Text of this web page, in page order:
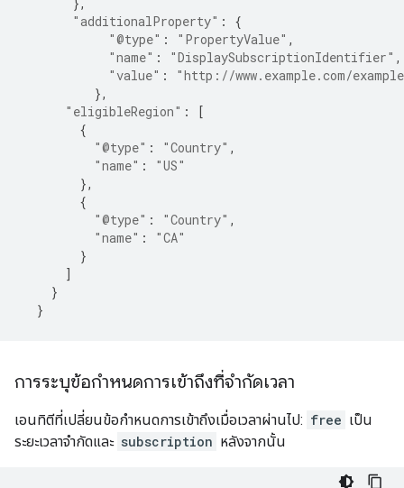
"additionalProperty" :
{
"@type" : "PropertyValue" ,
"name" : "DisplaySubscriptionIdentifier" ,
"value" :
"http://www.example.com/
},
"eligibleRegion" :
[
{
"@type" : "Country" ,
"name" :
"US"
},
{
"@type" : "Country" ,
"name" :
"CA"
}
]
}
}
การระบุข้อกำหนดการเข้าถึงที่จำกัดเวลา
เอนทิตีที่เปลี่ยนข้อกำหนดการเข้าถึงเมื่อเวลาผ่านไป: free เป็น
ระยะเวลาจำกัดและ subscription หลังจากนั้น